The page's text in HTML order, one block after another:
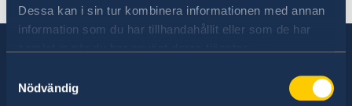
Dessa kan i sin tur kombinera informationen med annan
information som du har tillhandahållit eller som de har
Nödvändig
Sverige har diplomatiska förbindelser med i